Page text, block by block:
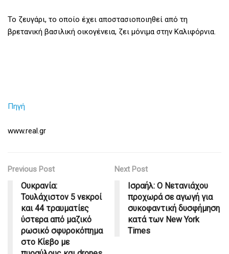
Το ζευγάρι, το οποίο έχει αποστασιοποιηθεί από τη
βρετανική βασιλική οικογένεια, ζει μόνιμα στην Καλιφόρνια.
Πηγή
www.real.gr
Previous Post
Ουκρανία:
Τουλάχιστον 5 νεκροί
και 44 τραυματίες
ύστερα από μαζικό
ρωσικό σφυροκόπημα
στο Κίεβο με
Next Post
Ισραήλ: Ο Νετανιάχου
προχωρά σε αγωγή για
συκοφαντική δυσφήμηση
κατά των New York
Times